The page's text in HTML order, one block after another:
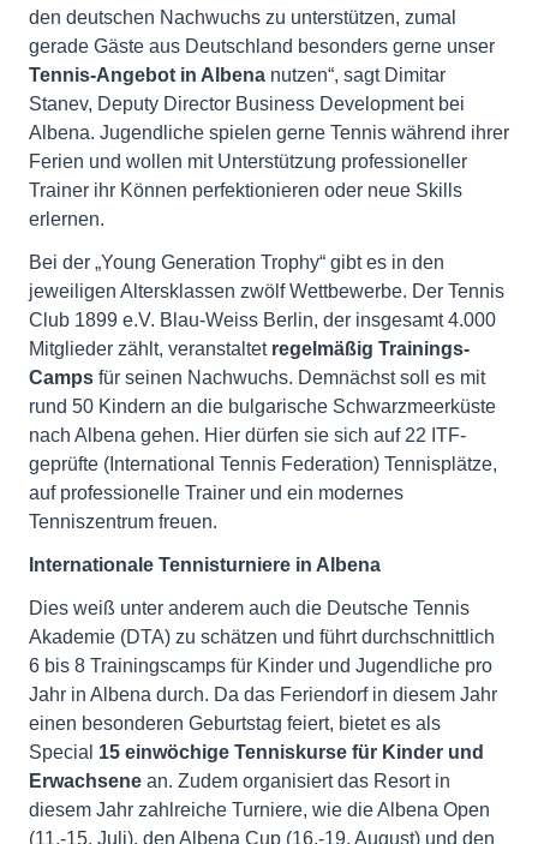
den deutschen Nachwuchs zu unterstützen, zumal
gerade Gäste aus Deutschland besonders gerne unser
Tennis-Angebot in Albena nutzen“, sagt Dimitar
Stanev, Deputy Director Business Development bei
Albena. Jugendliche spielen gerne Tennis während ihrer
Ferien und wollen mit Unterstützung professioneller
Trainer ihr Können perfektionieren oder neue Skills
erlernen.
Bei der „Young Generation Trophy“ gibt es in den
jeweiligen Altersklassen zwölf Wettbewerbe. Der Tennis
Club 1899 e.V. Blau-Weiss Berlin, der insgesamt 4.000
Mitglieder zählt, veranstaltetregelmäßig Trainings-
Camps für seinen Nachwuchs. Demnächst soll es mit
rund 50 Kindern an die bulgarische Schwarzmeerküste
nach Albena gehen. Hier dürfen sie sich auf 22 ITF-
geprüfte (International Tennis Federation) Tennisplätze,
auf professionelle Trainer und ein modernes
Tenniszentrum freuen.
Internationale Tennisturniere in Albena
Dies weiß unter anderem auch die Deutsche Tennis
Akademie (DTA) zu schätzen und führt durchschnittlich
6 bis 8 Trainingscamps für Kinder und Jugendliche pro
Jahr in Albena durch. Da das Feriendorf in diesem Jahr
einen besonderen Geburtstag feiert, bietet es als
Special 15 einwöchige Tenniskurse für Kinder und
Erwachsene an. Zudem organisiert das Resort in
diesem Jahr zahlreiche Turniere, wie die Albena Open
(11.-15. Juli), den Albena Cup (16.-19. August) und den